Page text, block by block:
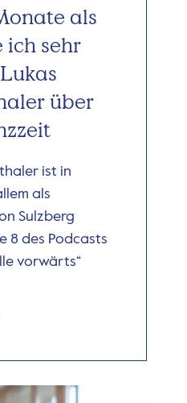
als
ich sehr
über
ist in
als
Sulzberg
8 des Podcasts
vorwärts“